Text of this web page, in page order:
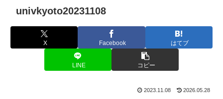
univkyoto20231108
X Facebook はてブ
LINE コピー
2023.11.08 2026.05.28